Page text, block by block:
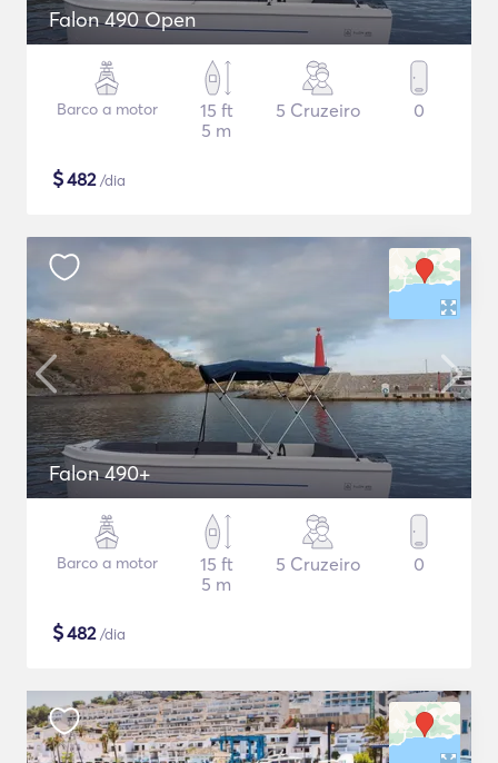
Falon 490 Open
Barco a motor
15 ft
5 m
5 Cruzeiro 0
$482/dia
Falon 490+
Barco a motor
15 ft
5 m
5 Cruzeiro 0
$482/dia